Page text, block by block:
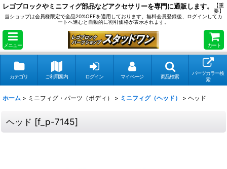
レゴブロックやミニフィグ部品などアクセサリーを専門に通販します。
【重
要】
当ショップは会員様限定で全品20%OFFを適用しております。無料会員登録後、ログインしてカ
ートへ進むと自動的に割引価格が表示されます。
メニュー カート
カテゴリ ご利用案内 ログイン マイページ 商品検索
パーツカラー検
索
ホーム > ミニフィグ・パーツ（ボディ） > ミニフィグ（ヘッド） > ヘッド
ヘッド [f_p-7145]